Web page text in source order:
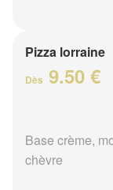
Pizza lorraine
Dès 9.50 €
Base crème,
chèvre